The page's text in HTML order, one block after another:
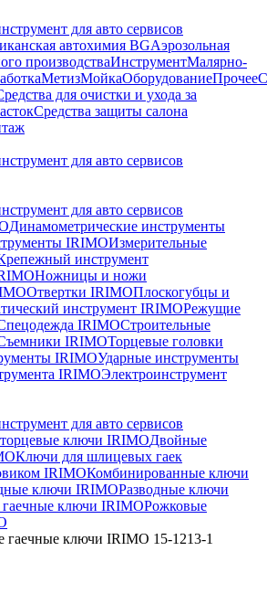
для авто сервисов
автохимия BGАэрозольная
производстваИнструментМалярно-
МетизМойкаОборудованиеПрочее
для очистки и ухода за
Средства защиты салона
для авто сервисов
для авто сервисов
Динамометрические инструменты
IRIMOИзмерительные
инструмент
Ножницы и ножи
Отвертки IRIMOПлоскогубцы и
инструмент IRIMOРежущие
IRIMOСтроительные
IRIMOТорцевые головки
IRIMOУдарные инструменты
IRIMOЭлектроинструмент
для авто сервисов
ключи IRIMOДвойные
Ключи для шлицевых гаек
IRIMOКомбинированные ключи
ключи IRIMOРазводные ключи
ключи IRIMOРожковые
гаечные ключи IRIMO 15-1213-1